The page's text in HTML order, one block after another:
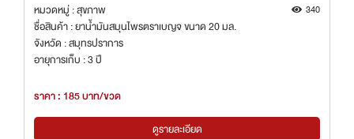
หมวดหมู่ : สุขภาพ 340
ชื่อสินค้า : ยาน้ำมันสมุนไพรตราเบญจ ขนาด 20 มล.
จังหวัด : สมุทรปราการ
อายุการเก็บ : 3 ปี
ราคา : 185 บาท/ขวด
ดูรายละเอียด